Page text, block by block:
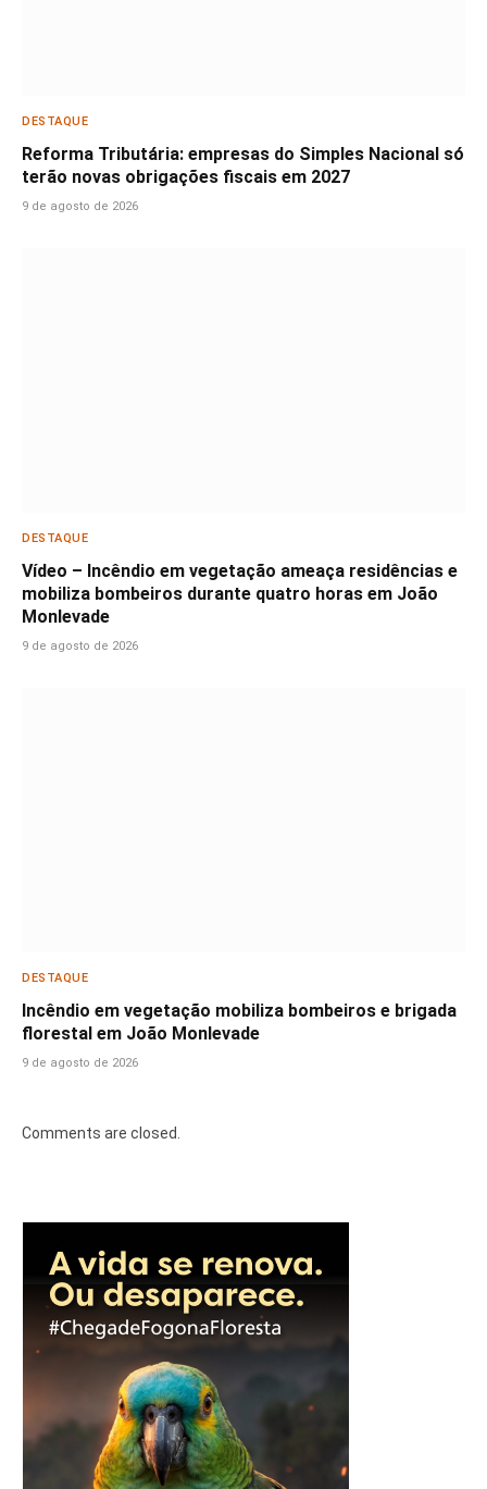
DESTAQUE
Reforma Tributária: empresas do Simples Nacional só
terão novas obrigações fiscais em 2027
9 de agosto de 2026
DESTAQUE
Vídeo – Incêndio em vegetação ameaça residências e
mobiliza bombeiros durante quatro horas em João
Monlevade
9 de agosto de 2026
DESTAQUE
Incêndio em vegetação mobiliza bombeiros e brigada
florestal em João Monlevade
9 de agosto de 2026
Comments are closed.